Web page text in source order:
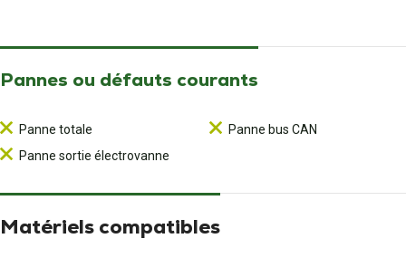
Pannes ou défauts courants
Panne totale
Panne sortie électrovanne
Panne bus CAN
Matériels compatibles